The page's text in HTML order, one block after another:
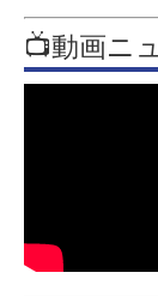
📺動画ニ